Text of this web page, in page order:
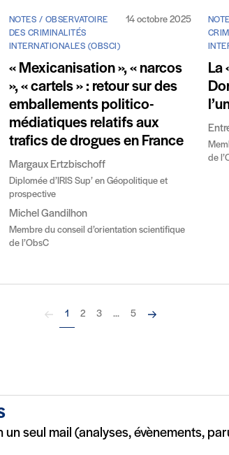
NOTES / OBSERVATOIRE
DES CRIMINALITÉS
INTERNATIONALES (OBSCI)
14 octobre 2025
« Mexicanisation », « narcos
», « cartels » : retour sur des
emballements politico-
médiatiques relatifs aux
trafics de drogues en France
Margaux Ertzbischoff
Diplomée d’IRIS Sup’ en Géopolitique et
prospective
Michel Gandilhon
Membre du conseil d’orientation scientifique
de l’ObsC
La
de
Précédent
1 2 3 ... 5 Suivant
un seul mail (analyses, évènements,